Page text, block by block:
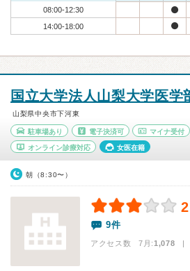
08:00-12:30
14:00-18:00
国立大学法人山梨大学医学
山梨県中央市下河東
駐車場あり 電子決済可 マイナ受付
オンライン診療対応 女医在籍
朝（8:30〜）
9件
アクセス数 7月:1,078 |